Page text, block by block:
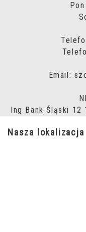
Email:
Ing Bank Śląski
Nasza lokalizacja